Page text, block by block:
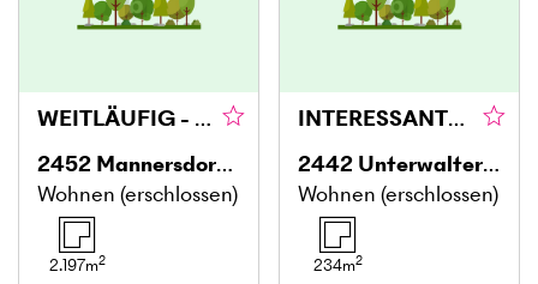
WEITLÄUFIG - FÜR EIN GROSSZÜGIGES BAUPROJEKT
2452 Mannersdorf am Leithagebirge
Wohnen (erschlossen)
2.197m2
INTERESSANTES BAUPROJEKT IM ORTSZENTRUM
2442 Unterwaltersdorf
Wohnen (erschlossen)
234m2